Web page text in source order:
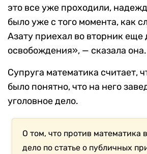
это все уже проходили,
было уже с того момента, как
Азату приехал во вторник еще
освобождения», — сказала она.
Супруга математика считает,
было понятно, что на него
уголовное дело.
О том, что против математика
дело по статье о публичных